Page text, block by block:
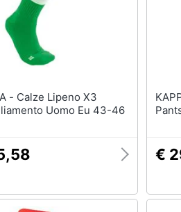
X3
Uomo Eu 43-46
KAPPA -
€